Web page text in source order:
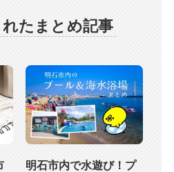
たまとめ記事
明石市内で水遊び！プ